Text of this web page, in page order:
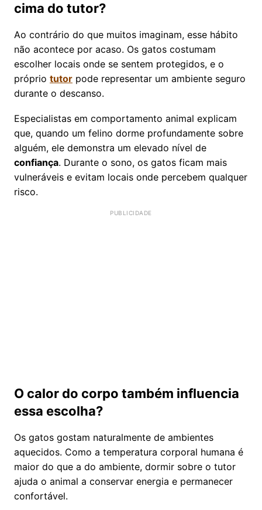
cima do tutor?
Ao contrário do que muitos imaginam, esse hábito
não acontece por acaso. Os gatos costumam
escolher locais onde se sentem protegidos, e o
próprio tutor pode representar um ambiente seguro
durante o descanso.
Especialistas em comportamento animal explicam
que, quando um felino dorme profundamente sobre
alguém, ele demonstra um elevado nível de
confiança. Durante o sono, os gatos ficam mais
vulneráveis e evitam locais onde percebem qualquer
risco.
O calor do corpo também influencia
essa escolha?
Os gatos gostam naturalmente de ambientes
aquecidos. Como a temperatura corporal humana é
maior do que a do ambiente, dormir sobre o tutor
ajuda o animal a conservar energia e permanecer
confortável.